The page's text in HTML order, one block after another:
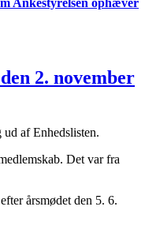
Ankestyrelsen ophæver
2. november
af Enhedslisten.
Det var fra
årsmødet den 5. 6.